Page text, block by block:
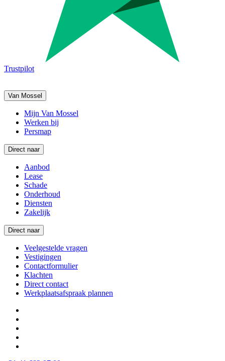
Trustpilot
Van Mossel
Mijn Van Mossel
Werken bij
Persmap
Direct naar
Aanbod
Lease
Schade
Onderhoud
Diensten
Zakelijk
Direct naar
Veelgestelde vragen
Vestigingen
Contactformulier
Klachten
Direct contact
Werkplaatsafspraak plannen